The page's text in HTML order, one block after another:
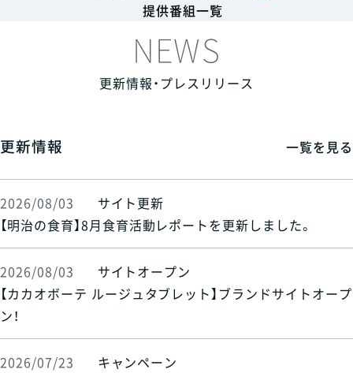
提供番組一覧
NEWS
更新情報・プレスリリース
更新情報 一覧を見る
2026/08/03
サイト更新
【明治の食育】8月食育活動レポートを更新しました。
2026/08/03
サイトオープン
【カカオボーテ ルージュタブレット】ブランドサイトオープ
ン！
2026/07/23
キャンペーン